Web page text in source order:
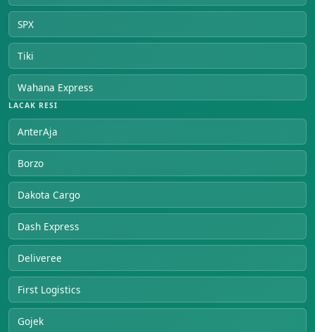
SPX
Tiki
Wahana Express
LACAK RESI
AnterAja
Borzo
Dakota Cargo
Dash Express
Deliveree
First Logistics
Gojek